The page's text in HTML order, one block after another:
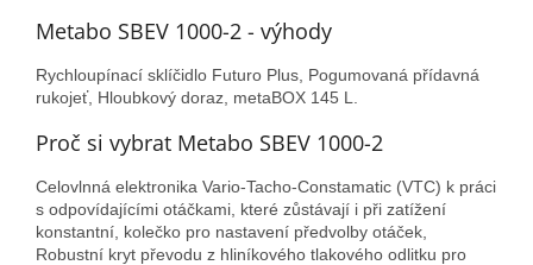
Metabo SBEV 1000-2 - výhody
Rychloupínací sklíčidlo Futuro Plus, Pogumovaná přídavná
rukojeť, Hloubkový doraz, metaBOX 145 L.
Proč si vybrat Metabo SBEV 1000-2
Celovlnná elektronika Vario-Tacho-Constamatic (VTC) k práci
s odpovídajícími otáčkami, které zůstávají i při zatížení
konstantní, kolečko pro nastavení předvolby otáček,
Robustní kryt převodu z hliníkového tlakového odlitku pro